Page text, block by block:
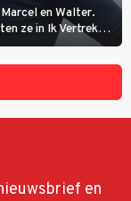
en Walter.
ze in Ik Vertrek
te openen, waar
en